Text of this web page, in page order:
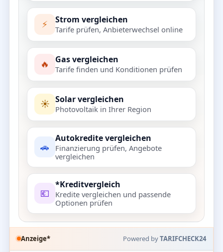
⚡ Strom vergleichen
Tarife prüfen, Anbieterwechsel online
🔥 Gas vergleichen
Tarife finden und Konditionen prüfen
☀️ Solar vergleichen
Photovoltaik in Ihrer Region
🚗
Autokredite vergleichen
Finanzierung prüfen, Angebote
vergleichen
💶
*Kreditvergleich
Kredite vergleichen und passende
Optionen prüfen
Anzeige* Powered byTARIFCHECK24